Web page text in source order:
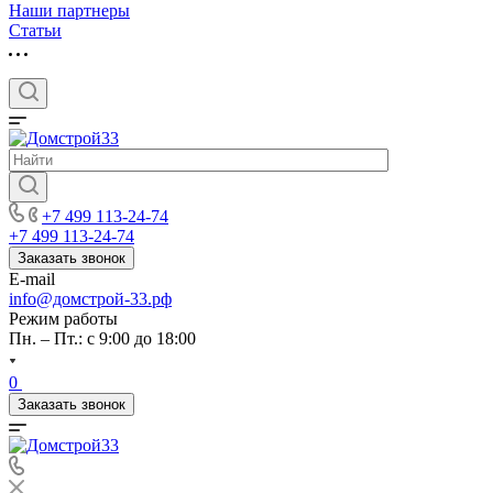
Наши партнеры
Статьи
+7 499 113-24-74
+7 499 113-24-74
Заказать звонок
E-mail
info@домстрой-33.рф
Режим работы
Пн. – Пт.: с 9:00 до 18:00
0
Заказать звонок